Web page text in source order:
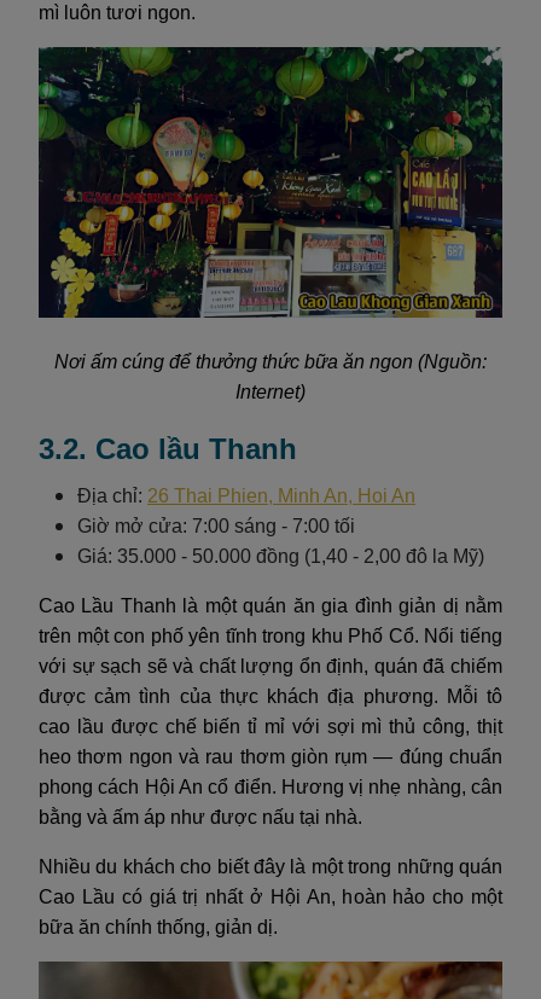
mì luôn tươi ngon.
Nơi ấm cúng để thưởng thức bữa ăn ngon (Nguồn:
Internet)
3.2. Cao lầu Thanh
Địa chỉ: 26 Thai Phien, Minh An, Hoi An
Giờ mở cửa: 7:00 sáng - 7:00 tối
Giá: 35.000 - 50.000 đồng (1,40 - 2,00 đô la Mỹ)
Cao Lầu Thanh là một quán ăn gia đình giản dị nằm
trên một con phố yên tĩnh trong khu Phố Cổ. Nổi tiếng
với sự sạch sẽ và chất lượng ổn định, quán đã chiếm
được cảm tình của thực khách địa phương. Mỗi tô
cao lầu được chế biến tỉ mỉ với sợi mì thủ công, thịt
heo thơm ngon và rau thơm giòn rụm — đúng chuẩn
phong cách Hội An cổ điển. Hương vị nhẹ nhàng, cân
bằng và ấm áp như được nấu tại nhà.
Nhiều du khách cho biết đây là một trong những quán
Cao Lầu có giá trị nhất ở Hội An, hoàn hảo cho một
bữa ăn chính thống, giản dị.